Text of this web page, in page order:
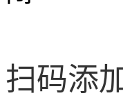
扫码添